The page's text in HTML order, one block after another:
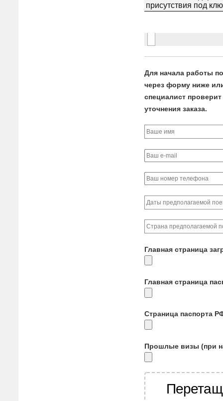
Для начала работы
через форму ниже
специалист
уточнения заказа.
Главная страница
Главная страница
Страница паспорта
Прошлые визы (при